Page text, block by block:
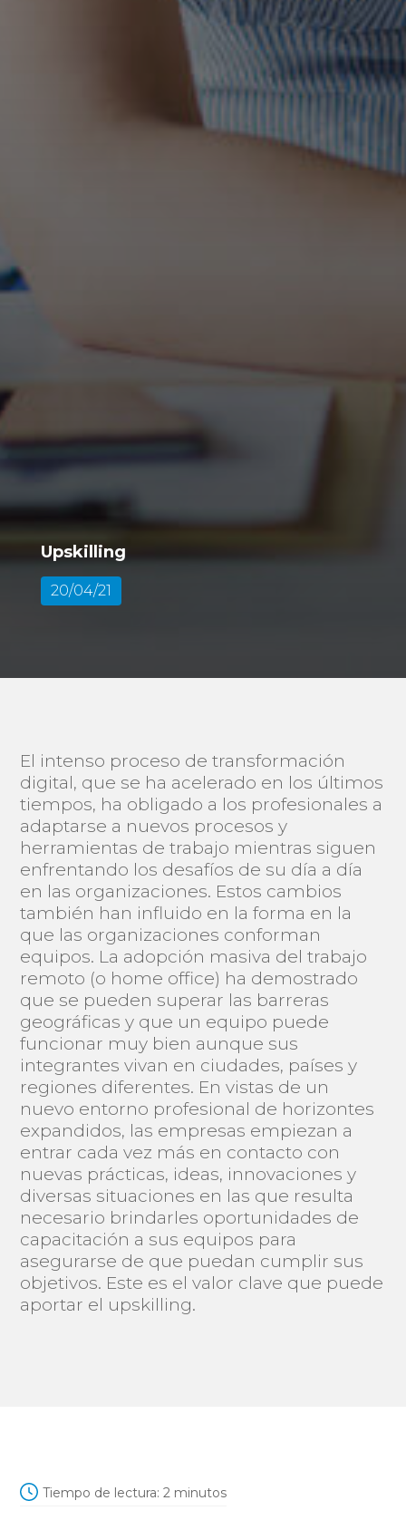
Upskilling
20/04/21
El intenso proceso de transformación
digital, que se ha acelerado en los últimos
tiempos, ha obligado a los profesionales a
adaptarse a nuevos procesos y
herramientas de trabajo mientras siguen
enfrentando los desafíos de su día a día
en las organizaciones. Estos cambios
también han influido en la forma en la
que las organizaciones conforman
equipos. La adopción masiva del trabajo
remoto (o home office) ha demostrado
que se pueden superar las barreras
geográficas y que un equipo puede
funcionar muy bien aunque sus
integrantes vivan en ciudades, países y
regiones diferentes. En vistas de un
nuevo entorno profesional de horizontes
expandidos, las empresas empiezan a
entrar cada vez más en contacto con
nuevas prácticas, ideas, innovaciones y
diversas situaciones en las que resulta
necesario brindarles oportunidades de
capacitación a sus equipos para
asegurarse de que puedan cumplir sus
objetivos. Este es el valor clave que puede
aportar el upskilling.
Tiempo de lectura: 2 minutos